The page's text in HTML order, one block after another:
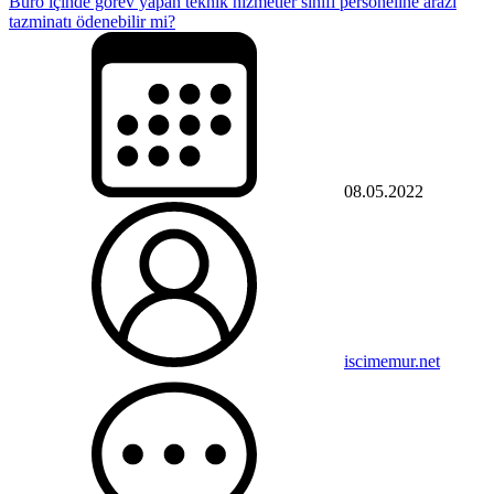
tazminatı ödenebilir mi?
08.05.2022
iscimemur.net